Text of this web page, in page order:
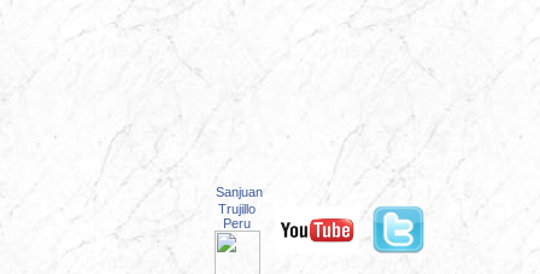
Sanjuan
Trujillo
Peru